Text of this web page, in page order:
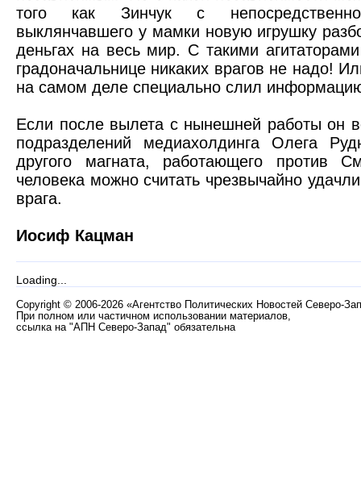
того как Зинчук с
выклянчавшего у мамки новую игрушку
деньгах на весь мир. С такими
градоначальнице никаких врагов не надо!
на самом деле специально слил
Если после вылета с нынешней работы он
подразделений медиахолдинга Олега
другого магната, работающего против
человека можно считать чрезвычайно
врага.
Иосиф Кацман
Loading...
Copyright © 2006-2026 «Агентство Политических Новостей Северо-
При полном или частичном использовании материалов,
ссылка на "АПН Северо-Запад" обязательна